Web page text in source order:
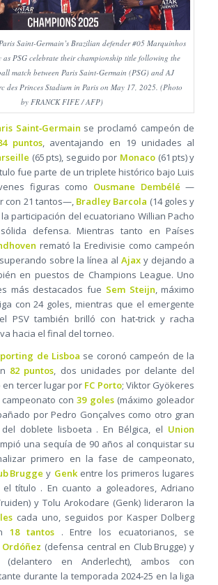
Saint-Germain’s Brazilian defender #05 Marquinhos
as PSG celebrate their championship title following the
match between Paris Saint-Germain (PSG) and AJ
des Princes Stadium in Paris on May 17, 2025. (Photo
by FRANCK FIFE / AFP)
Saint‑Germain se proclamó campeón de
puntos, aventajando en 19 unidades al
(65 pts), seguido por Monaco (61 pts) y
fue parte de un triplete histórico bajo Luis
figuras como Ousmane Dembélé —
con 21 tantos—, Bradley Barcola (14 goles y
participación del ecuatoriano Willian Pacho
defensa. Mientras tanto en Países
remató la Eredivisie como campeón
sobre la línea al Ajaxy dejando a
en puestos de Champions League. Uno
más destacados fue Sem Steijn, máximo
con 24 goles, mientras que el emergente
PSV también brilló con hat‑trick y racha
hacia el final del torneo.
de Lisboa se coronó campeón de la
82 puntos, dos unidades por delante del
en tercer lugar por FC Porto; Viktor Gyökeres
con39 goles(máximo goleador
por Pedro Gonçalves como otro gran
doblete lisboeta . En Bélgica, el Union
una sequía de 90 años al conquistar su
primero en la fase de campeonato,
Brugge y Genkentre los primeros lugares
título . En cuanto a goleadores, Adriano
y Tolu Arokodare (Genk) lideraron la
cada uno, seguidos por Kasper Dolberg
18 tantos. Entre los ecuatorianos, se
Ordóñez (defensa central en Club Brugge) y
en Anderlecht), ambos con
durante la temporada 2024‑25 en la liga